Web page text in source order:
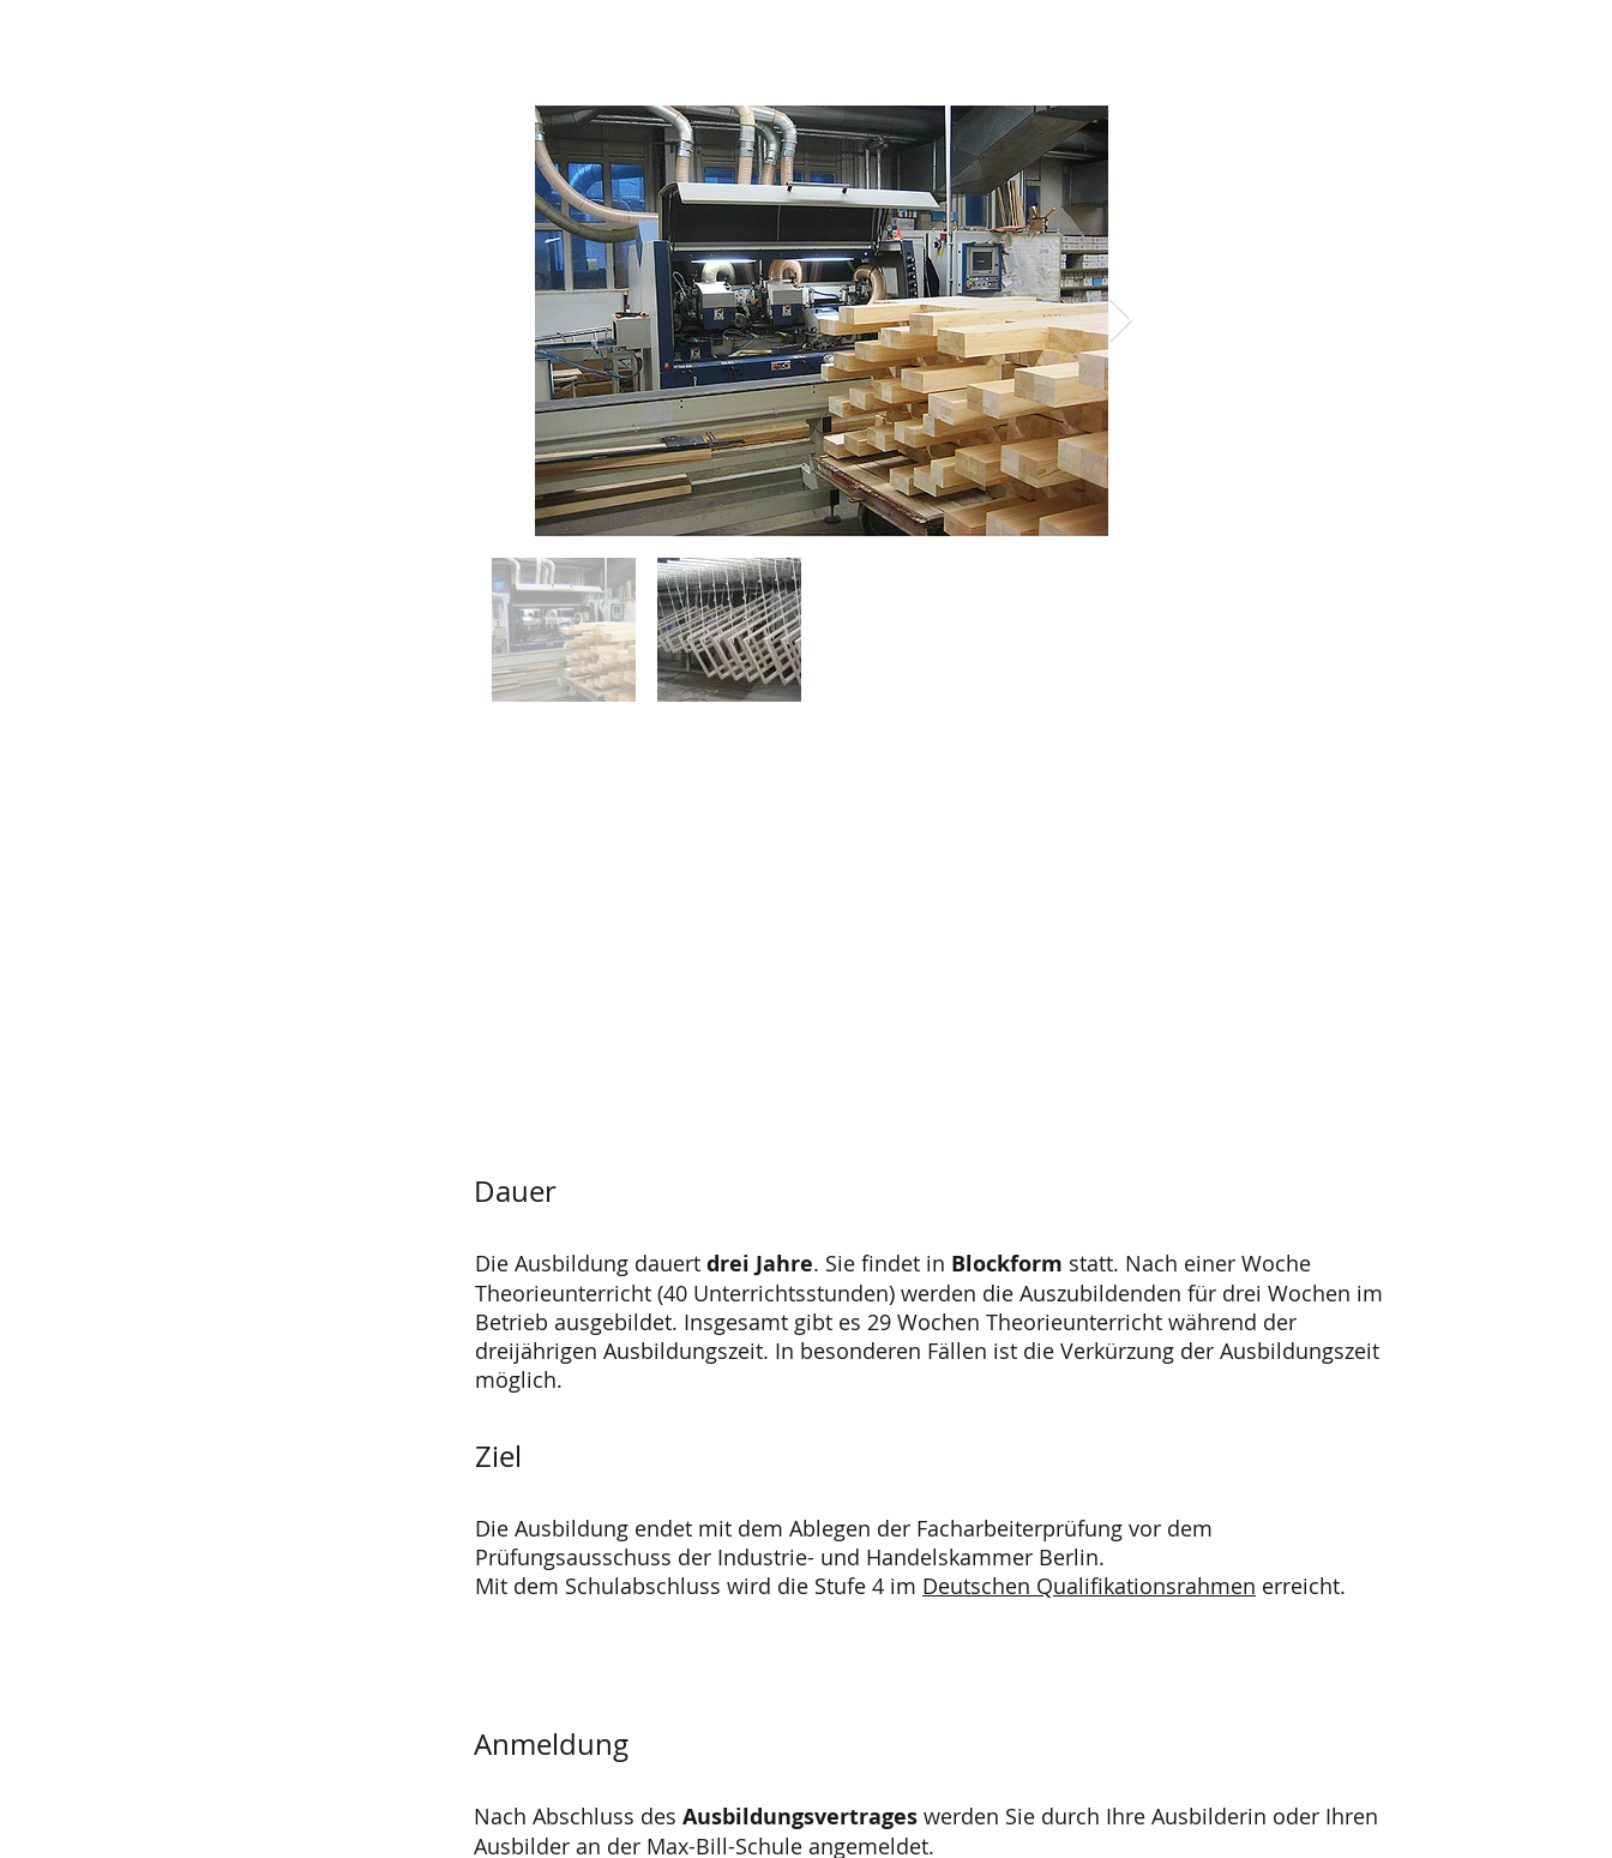
Dauer
Die Ausbildung dauert drei Jahre. Sie findet in Blockform statt. Nach einer Woche
Theorieunterricht (40 Unterrichtsstunden) werden die Auszubildenden für drei Wochen im
Betrieb ausgebildet. Insgesamt gibt es 29 Wochen Theorieunterricht während der
dreijährigen Ausbildungszeit. In besonderen Fällen ist die Verkürzung der Ausbildungszeit
möglich.
Ziel
Die Ausbildung endet mit dem Ablegen der Facharbeiterprüfung vor dem
Prüfungsausschuss der Industrie- und Handelskammer Berlin.
Mit dem Schulabschluss wird die Stufe 4 im Deutschen Qualifikationsrahmen erreicht.
Anmeldung
Nach Abschluss des Ausbildungsvertrages werden Sie durch Ihre Ausbilderin oder Ihren
Ausbilder an der Max-Bill-Schule angemeldet.